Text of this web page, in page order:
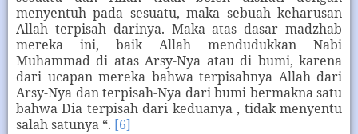
menyentuh pada sesuatu, maka sebuah keharusan
Allah terpisah darinya. Maka atas dasar madzhab
mereka ini, baik Allah mendudukkan Nabi
Muhammad di atas Arsy-Nya atau di bumi, karena
dari ucapan mereka bahwa terpisahnya Allah dari
Arsy-Nya dan terpisah-Nya dari bumi bermakna satu
bahwa Dia terpisah dari keduanya , tidak menyentu
salah satunya “. [6]